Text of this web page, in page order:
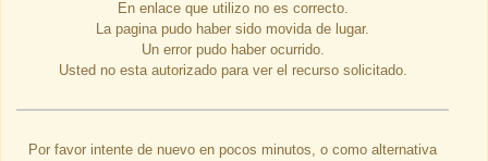
Reducir texto (-)
Restablecer texto
Escala de grises
En enlace que utilizo no es correcto.
La pagina pudo haber sido movida de lugar.
Un error pudo haber ocurrido.
Usted no esta autorizado para ver el recurso solicitado.
Por favor intente de nuevo en pocos minutos, o como alternativa